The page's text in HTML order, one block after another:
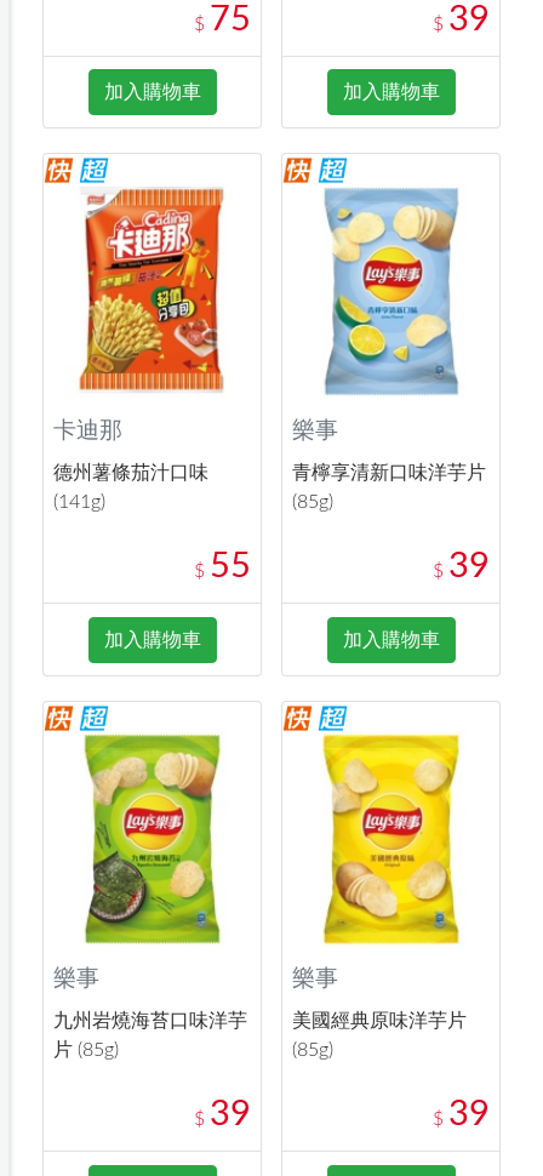
$ 75
加入購物車
$ 39
加入購物車
卡迪那
德州薯條茄汁口味
(141g)
$ 55
加入購物車
樂事
青檸享清新口味洋芋片
(85g)
$ 39
加入購物車
樂事
九州岩燒海苔口味洋芋
片 (85g)
$ 39
樂事
美國經典原味洋芋片
(85g)
$ 39